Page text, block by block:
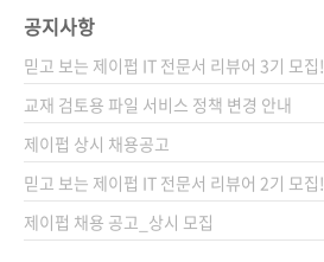
테고요. 물고기를 잡으려면 물고기들이 모여 노
사람들이 많이 찾는 브라우저에 악성 코드를 심
거나 위변조한 브라우저를 띄우는 방법으로 해
킹을 시도하고 있습니다. 오늘 소개할 책은 브라
우저를 통한 해킹의 거의 모든 방법을 소개하고
있습니다. 지피지기이면 백전백승이라고 했던가
요? 해킹의 방법을 알아야 그..
공지사항
믿고 보는 제이펍 IT 전문서 리뷰어 3기 모집!
교재 검토용 파일 서비스 정책 변경 안내
제이펍 상시 채용공고
믿고 보는 제이펍 IT 전문서 리뷰어 2기 모집!
제이펍 채용 공고_상시 모집